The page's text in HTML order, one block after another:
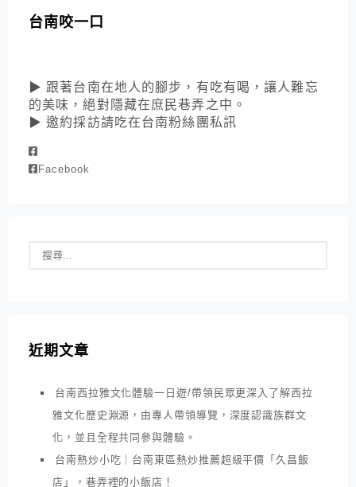
台南咬一口
▶ 跟著台南在地人的腳步，有吃有喝，讓人難忘
的美味，絕對隱藏在庶民巷弄之中。
▶ 邀約採訪請吃在台南粉絲團私訊
Facebook
近期文章
台南西拉雅文化體驗一日遊/帶領民眾更深入了解西拉
雅文化歷史淵源，由專人帶領導覽，深度認識族群文
化，並且全程共同參與體驗。
台南熱炒小吃｜台南東區熱炒推薦超級平價「久昌飯
店」，巷弄裡的小飯店！